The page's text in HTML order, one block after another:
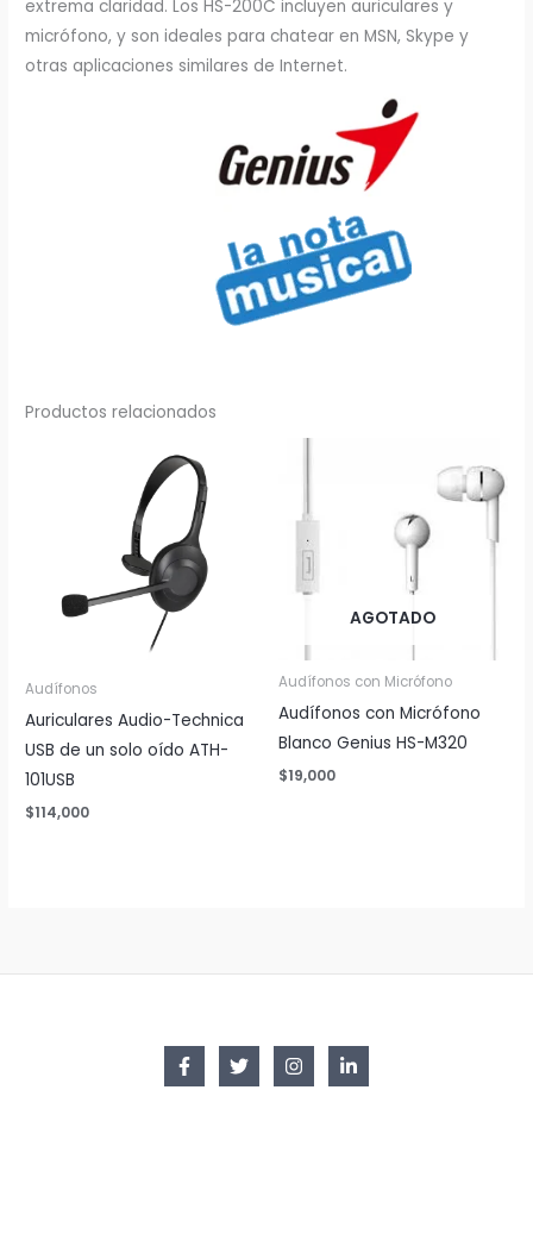
extrema claridad. Los HS-200C incluyen auriculares y
micrófono, y son ideales para chatear en MSN, Skype y
otras aplicaciones similares de Internet.
Productos relacionados
Audífonos
Auriculares Audio-Technica
USB de un solo oído ATH-
101USB
$114,000
AGOTADO
Audífonos con Micrófono
Audífonos con Micrófono
Blanco Genius HS-M320
$19,000